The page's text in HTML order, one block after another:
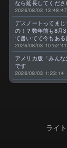
なら延長してくださ
好きなんです😭
2026/08/03 13:48:47
デスノートってま
の！？数年前も8月
て書いてて今もある
じのやつ！？よくわ
きればなくならな
成アニメを振り返
っ！！！！！！！
2026/08/03 10:52:41
アメリカ版「みん
です
2026/08/03 1:23:14
ライ